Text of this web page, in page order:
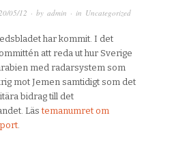
05/12 · byadmin · in Uncategorized
har kommit. I det
att reda ut hur Sverige
med radarsystem som
mot Jemen samtidigt som det
bidrag till det
Lästemanumret om
.